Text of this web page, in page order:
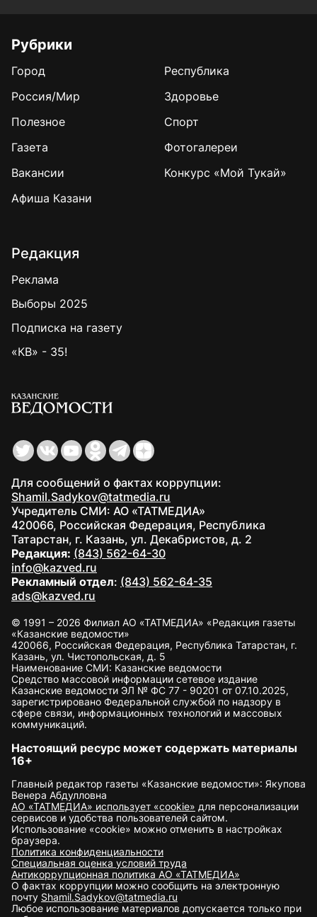
Рубрики
Город
Республика
Россия/Мир
Здоровье
Полезное
Спорт
Газета
Фотогалереи
Вакансии
Конкурс «Мой Тукай»
Афиша Казани
Редакция
Реклама
Выборы 2025
Подписка на газету
«КВ» - 35!
Для сообщений о фактах коррупции:
Shamil.Sadykov@tatmedia.ru
Учредитель СМИ: АО «ТАТМЕДИА»
420066, Российская Федерация, Республика
Татарстан, г. Казань, ул. Декабристов, д. 2
Редакция: (843) 562-64-30
info@kazved.ru
Рекламный отдел: (843) 562-64-35
ads@kazved.ru
© 1991 – 2026 Филиал АО «ТАТМЕДИА» «Редакция газеты
«Казанские ведомости»
420066, Российская Федерация, Республика Татарстан, г.
Казань, ул. Чистопольская, д. 5
Наименование СМИ: Казанские ведомости
Средство массовой информации сетевое издание
Казанские ведомости ЭЛ № ФС 77 - 90201 от 07.10.2025,
зарегистрировано Федеральной службой по надзору в
сфере связи, информационных технологий и массовых
коммуникаций.
Настоящий ресурс может содержать материалы
16+
Главный редактор газеты «Казанские ведомости»: Якупова
Венера Абдулловна
АО «ТАТМЕДИА» использует «cookie» для персонализации
сервисов и удобства пользователей сайтом.
Использование «cookie» можно отменить в настройках
браузера.
Политика конфиденциальности
Специальная оценка условий труда
Антикоррупционная политика АО «ТАТМЕДИА»
О фактах коррупции можно сообщить на электронную
почту Shamil.Sadykov@tatmedia.ru
Любое использование материалов допускается только при